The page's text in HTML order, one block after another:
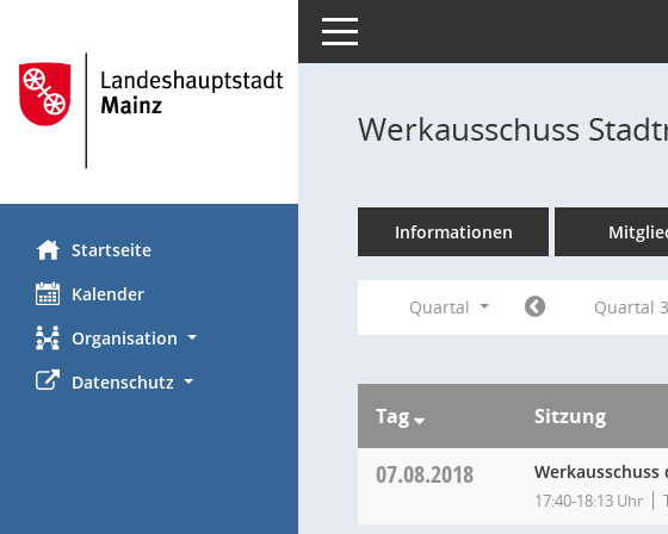
Startseite
Kalender
Organisation
Datenschutz
Toggle navigation
Werkausschuss
Informationen
Quartal Quartal 3
Tag Sitzung
07.08.2018
17:40-18:13 Uhr